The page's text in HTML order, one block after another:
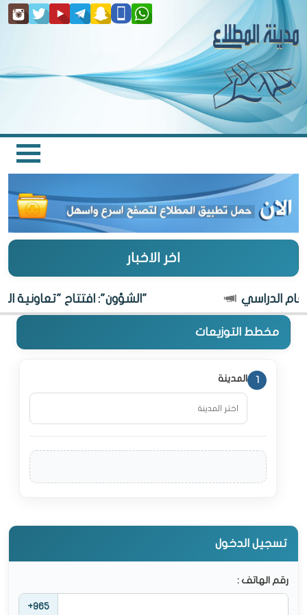
اخر الاخبار
"الشؤون": افتتاح "تعاونية المطلاع"
مخطط التوزيعات
المدينة
تسجيل الدخول
رقم الهاتف :
+965